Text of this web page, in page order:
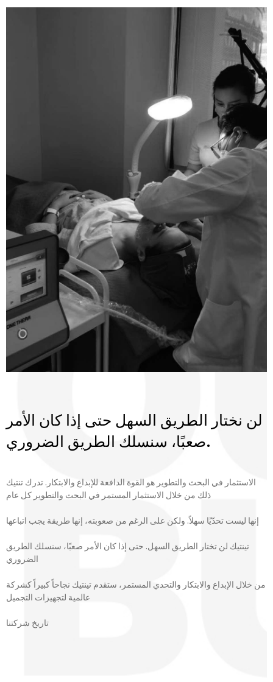
لن نختار الطريق السهل حتى إذا كان الأمر
صعبًا، سنسلك الطريق الضروري.
الاستثمار في البحث والتطوير هو القوة الدافعة للإبداع والابتكار. تدرك تنتيك
ذلك من خلال الاستثمار المستمر في البحث والتطوير كل عام
إنها ليست تحدّيًا سهلاً. ولكن على الرغم من صعوبته، إنها طريقة يجب اتباعها
تينتيك لن تختار الطريق السهل. حتى إذا كان الأمر صعبًا، سنسلك الطريق
الضروري
من خلال الإبداع والابتكار والتحدي المستمر، ستقدم تينتيك نجاحاً كبيراً كشركة
عالمية لتجهيزات التجميل
تاريخ شركتنا